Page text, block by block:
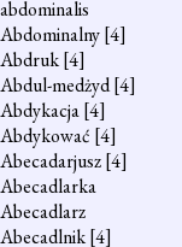
abdominalis
Abdominalny[4]
Abdruk[4]
Abdul-medżyd[4]
Abdykacja[4]
Abdykować [4]
Abecadarjusz[4]
Abecadlarka
Abecadlarz
Abecadlnik[4]